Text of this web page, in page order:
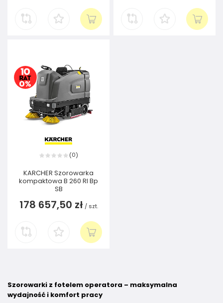
(0)
KARCHER Szorowarka
kompaktowa B 260 RI Bp
SB
178 657,50 zł / szt.
Szorowarki z fotelem operatora – maksymalna
wydajność i komfort pracy